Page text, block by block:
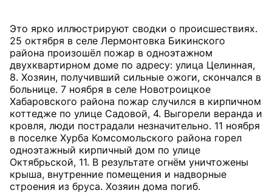
Это ярко иллюстрируют сводки о происшествиях.
25 октября в селе Лермонтовка Бикинского
района произошёл пожар в одноэтажном
двухквартирном доме по адресу: улица Целинная,
8. Хозяин, получивший сильные ожоги, скончался в
больнице. 7 ноября в селе Новотроицкое
Хабаровского района пожар случился в кирпичном
коттедже по улице Садовой, 4. Выгорели веранда и
кровля, люди пострадали незначительно. 11 ноября
в поселке Хурба Комсомольского района горел
одноэтажный кирпичный дом по улице
Октябрьской, 11. В результате огнём уничтожены
крыша, внутренние помещения и надворные
строения из бруса. Хозяин дома погиб.